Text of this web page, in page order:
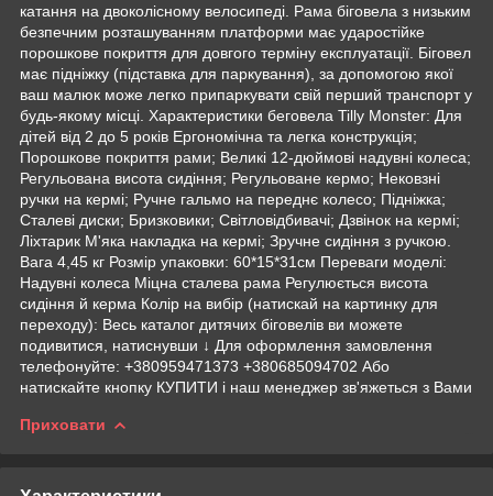
катання на двоколісному велосипеді. Рама біговела з низьким
безпечним розташуванням платформи має ударостійке
порошкове покриття для довгого терміну експлуатації. Біговел
має підніжку (підставка для паркування), за допомогою якої
ваш малюк може легко припаркувати свій перший транспорт у
будь-якому місці. Характеристики беговела Tilly Monster: Для
дітей від 2 до 5 років Ергономічна та легка конструкція;
Порошкове покриття рами; Великі 12-дюймові надувні колеса;
Регульована висота сидіння; Регульоване кермо; Нековзні
ручки на кермі; Ручне гальмо на переднє колесо; Підніжка;
Сталеві диски; Бризковики; Світловідбивачі; Дзвінок на кермі;
Ліхтарик М'яка накладка на кермі; Зручне сидіння з ручкою.
Вага 4,45 кг Розмір упаковки: 60*15*31см Переваги моделі:
Надувні колеса Міцна сталева рама Регулюється висота
сидіння й керма Колір на вибір (натискай на картинку для
переходу): Весь каталог дитячих біговелів ви можете
подивитися, натиснувши ↓ Для оформлення замовлення
телефонуйте: +380959471373 +380685094702 Або
натискайте кнопку КУПИТИ і наш менеджер зв'яжеться з Вами
Приховати